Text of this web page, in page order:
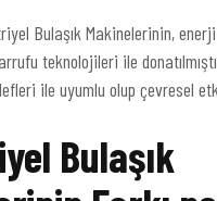
Bulaşık Makinelerinin,
teknolojileri ile
ile uyumlu olup çevresel
Bulaşık